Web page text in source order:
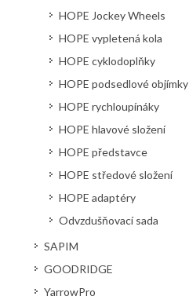
HOPE Jockey Wheels
HOPE vypletená kola
HOPE cyklodoplňky
HOPE podsedlové objímky
HOPE rychloupínáky
HOPE hlavové složení
HOPE představce
HOPE středové složení
HOPE adaptéry
Odvzdušňovací sada
SAPIM
GOODRIDGE
YarrowPro